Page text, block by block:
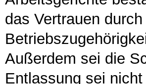
das Vertrauen
Außerdem sei die
Entlassung sei